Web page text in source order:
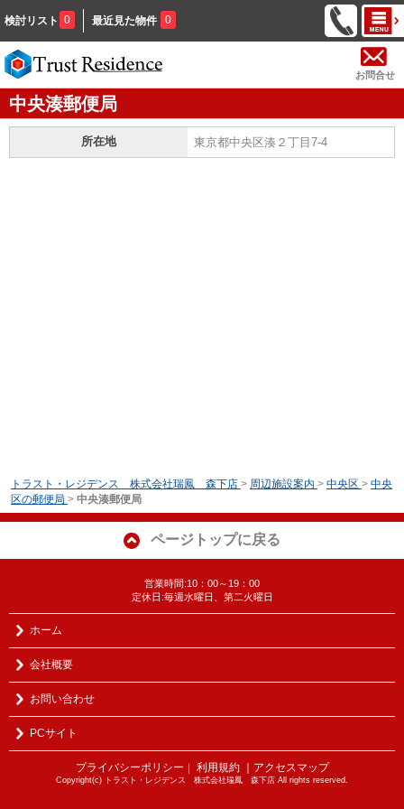
検討リスト 0 最近見た物件 0
お問合せ
中央湊郵便局
所在地 東京都中央区湊２丁目7-4
トラスト・レジデンス 株式会社瑞鳳 森下店 > 周辺施設案内 > 中央区 > 中央
区の郵便局 > 中央湊郵便局
ページトップに戻る
営業時間:10：00～19：00
定休日:毎週水曜日、第二火曜日
ホーム
会社概要
お問い合わせ
PCサイト
プライバシーポリシー ｜ 利用規約 ｜アクセスマップ
Copyright(c) トラスト・レジデンス 株式会社瑞鳳 森下店 All rights reserved.